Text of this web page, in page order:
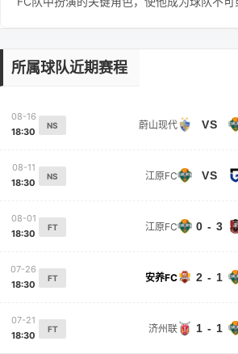
所属球队近期赛程
08-16
18:30
NS 蔚山现代 VS
08-11
18:30
NS 江原FC VS
08-01
18:30
FT 江原FC 0 - 3
07-26
18:30
FT 安养FC 2 - 1
07-21
18:30
FT 济州联 1 - 1